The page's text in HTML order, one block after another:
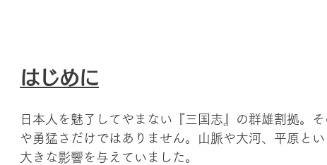
はじめに
日本人を魅了してやまない『三国志』の群雄割拠。
や勇猛さだけではありません。山脈や大河、平原と
大きな影響を与えていました。